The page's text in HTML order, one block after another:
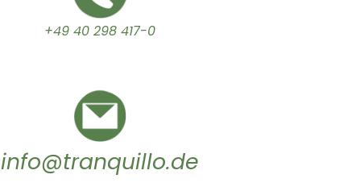
+49 40 298 417-0
info@tranquillo.de